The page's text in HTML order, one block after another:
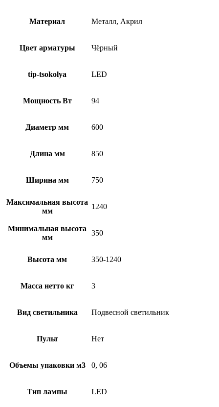
Материал Металл, Акрил
Цвет арматуры Чёрный
tip-tsokolya LED
Мощность Вт 94
Диаметр мм 600
Длина мм 850
Ширина мм 750
Максимальная высота
мм
1240
Минимальная высота
мм
350
Высота мм 350-1240
Масса нетто кг 3
Вид светильника Подвесной светильник
Пульт Нет
Объемы упаковки м3 0, 06
Тип лампы LED